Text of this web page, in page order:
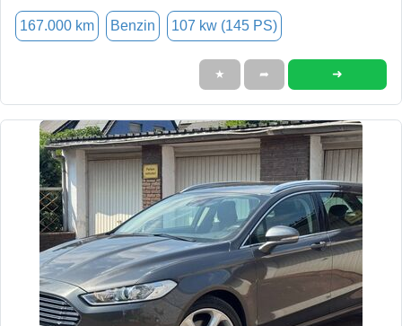
167.000 km Benzin 107 kw (145 PS)
★ ➦ ➜